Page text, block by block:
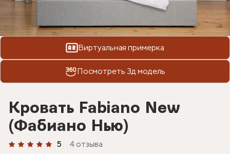
Виртуальная примерка
Посмотреть 3д модель
Кровать Fabiano New
(Фабиано Нью)
5 4 отзыва